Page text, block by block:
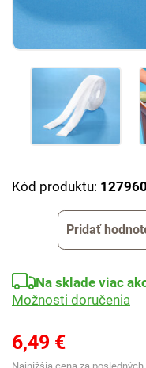
Kód produktu:
Pridať
6,49 €
Na sklade viac
Možnosti doručenia